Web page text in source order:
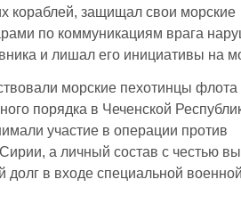
кораблей, защищал свои морские
по коммуникациям врага
и лишал его инициативы на
морские пехотинцы флота
порядка в Чеченской
участие в операции против
а личный состав с честью
долг в входе специальной